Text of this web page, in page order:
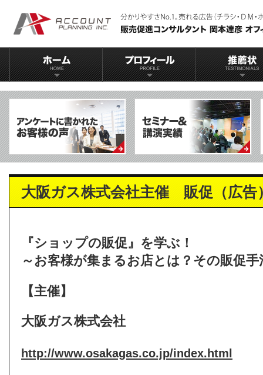
大阪ガス株式会社主催 販促（広告
『ショップの販促』を学ぶ！
～お客様が集まるお店とは？その販促
【主催】
大阪ガス株式会社
http://www.osakagas.co.jp/index.html